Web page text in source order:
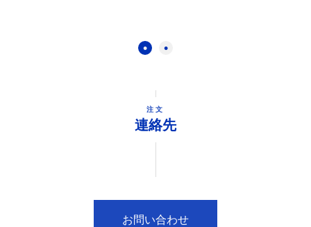
注文
連絡先
お問い合わせ